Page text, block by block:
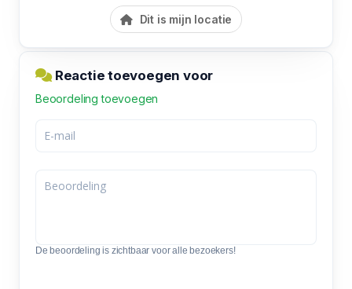
Dit is mijn locatie
Reactie toevoegen voor
Beoordeling toevoegen
De beoordeling is zichtbaar voor alle bezoekers!